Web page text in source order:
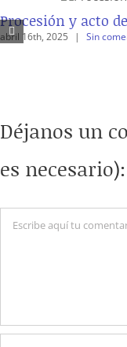
Procesión y acto
abril 16th, 2025 | Sin
Déjanos un
es necesario):
Comentario